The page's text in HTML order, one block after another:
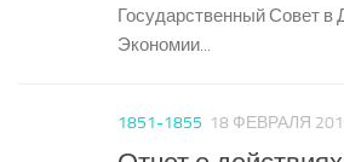
Государственный Совет в
Экономии...
1851-1855 18 ФЕВРАЛЯ